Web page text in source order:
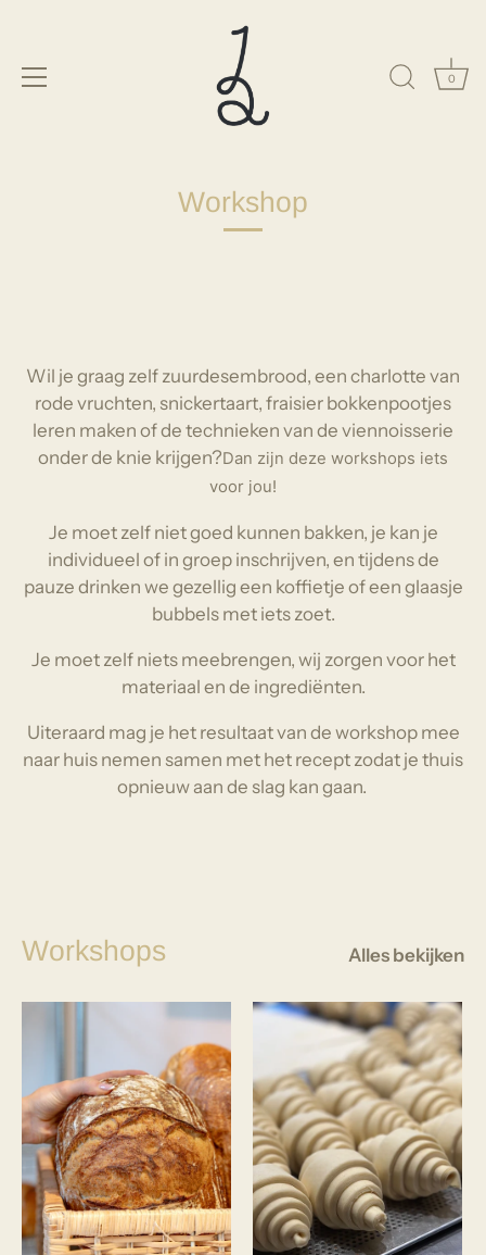
0
Workshop
Wil je graag zelf zuurdesembrood, een charlotte van
rode vruchten, snickertaart, fraisier bokkenpootjes
leren maken of de technieken van de viennoisserie
onder de knie krijgen?Dan zijn deze workshops iets
voor jou!
Je moet zelf niet goed kunnen bakken, je kan je
individueel of in groep inschrijven, en tijdens de
pauze drinken we gezellig een koffietje of een glaasje
bubbels met iets zoet.
Je moet zelf niets meebrengen, wij zorgen voor het
materiaal en de ingrediënten.
Uiteraard mag je het resultaat van de workshop mee
naar huis nemen samen met het recept zodat je thuis
opnieuw aan de slag kan gaan.
Workshops Alles bekijken